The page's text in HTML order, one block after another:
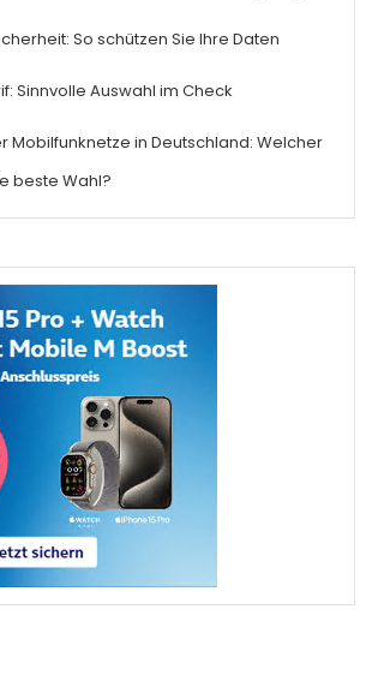
So schützen Sie Ihre Daten
Sinnvolle Auswahl im Check
Mobilfunknetze in Deutschland: Welcher
beste Wahl?